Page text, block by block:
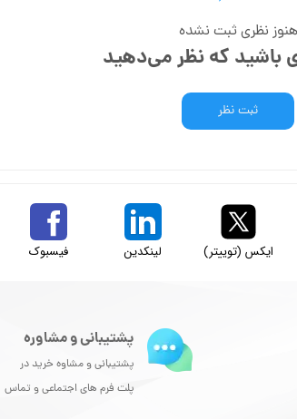
هنوز نظری ثبت نشده
باشید که نظر می‌دهید
ثبت نظر
ایکس (توییتر) لینکدین فیسبوک
پشتیبانی و مشاوره
پشتیبانی و مشاوه خرید در
پلت فرم های اجتماعی و تماس